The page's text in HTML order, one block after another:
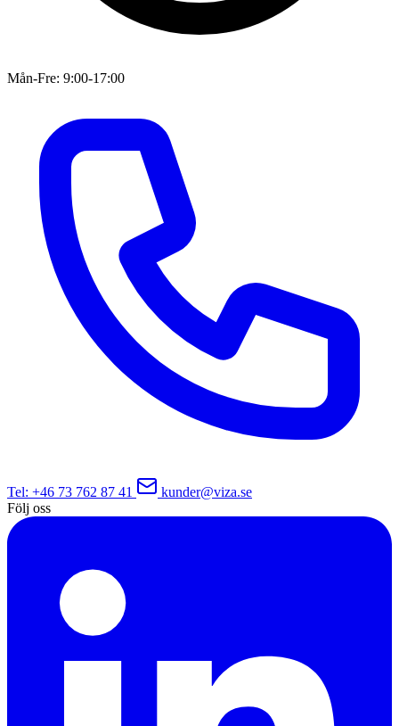
Mån-Fre: 9:00-17:00
Tel: +46 73 762 87 41
kunder@viza.se
Följ oss